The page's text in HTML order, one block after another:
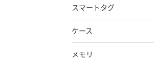
スマートタグ
ケース
メモリ